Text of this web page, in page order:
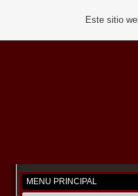
MENU PRINCIPAL
Este sitio